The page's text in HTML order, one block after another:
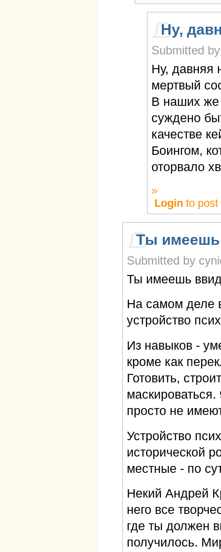
Ну,
Submitted
Ну, давняя
мертвый
В наших же
суждено
качестве
Боингом,
оторвало
»
Login to post
Ты имеешь
Submitted by
Ты имеешь
На самом деле
устройство
Из навыков -
кроме как
Готовить,
маскироваться.
просто не
Устройство
исторической
местные - по
Некий Андрей
него все
где ты должен
получилось.